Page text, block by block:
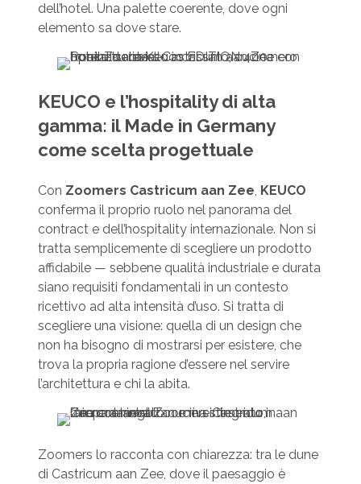
dell’hotel. Una palette coerente, dove ogni
elemento sa dove stare.
KEUCO e l’hospitality di alta
gamma: il Made in Germany
come scelta progettuale
Con Zoomers Castricum aan Zee, KEUCO
conferma il proprio ruolo nel panorama del
contract e dell’hospitality internazionale. Non si
tratta semplicemente di scegliere un prodotto
affidabile — sebbene qualità industriale e durata
siano requisiti fondamentali in un contesto
ricettivo ad alta intensità d’uso. Si tratta di
scegliere una visione: quella di un design che
non ha bisogno di mostrarsi per esistere, che
trova la propria ragione d’essere nel servire
l’architettura e chi la abita.
Zoomers lo racconta con chiarezza: tra le dune
di Castricum aan Zee, dove il paesaggio è